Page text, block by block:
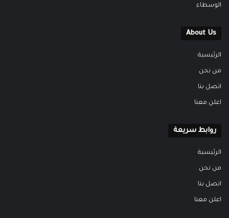
الوسطاء
About Us
الرئيسية
من نحن
اتصل بنا
اعلن معنا
روابط سريعة
الرئيسية
من نحن
اتصل بنا
اعلن معنا